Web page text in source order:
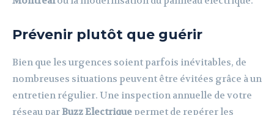
Prévenir plutôt que guérir
Bien que les urgences soient parfois inévitables, de
nombreuses situations peuvent être évitées grâce à un
entretien régulier. Une inspection annuelle de votre
réseau parBuzz Electrique permet de repérer les